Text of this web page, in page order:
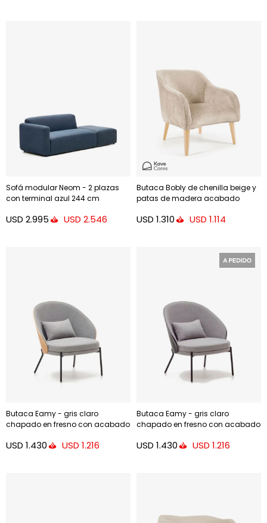
Sofá modular Neom - 2 plazas
con terminal azul 244 cm
USD 2.995 USD 2.546
Butaca Bobly de chenilla beige y
patas de madera acabado
USD 1.310 USD 1.114
Butaca Eamy - gris claro
chapado en fresno con acabado
negro
USD 1.430 USD 1.216
Butaca Eamy - gris claro
chapado en fresno con acabado
negro
USD 1.430 USD 1.216